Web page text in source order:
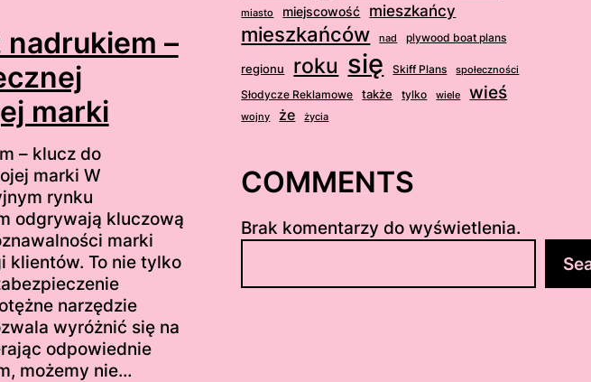
–
marki
– klucz do
marki W
rynku
odgrywają kluczową
marki
klientów. To nie tylko
narzędzie
wyróżnić się na
odpowiednie
możemy nie…
miasto miejscowość mieszkańcy
mieszkańców nad plywood boat plans
regionu roku się Skiff Plans społeczności
Słodycze Reklamowe także tylko wiele wieś
wojny że życia
COMMENTS
Brak komentarzy do wyświetlenia.
u